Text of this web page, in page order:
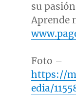
su
Aprende
Foto –
https://
edia/